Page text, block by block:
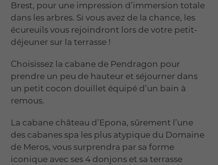
Brest, pour une impression d’immersion totale
dans les arbres. Si vous avez de la chance, les
écureuils vous rejoindront lors de votre petit-
déjeuner sur la terrasse !
Choisissez la cabane de Pendragon pour
prendre un peu de hauteur et séjourner dans
un petit cocon douillet équipé d’un bain à
remous.
La cabane château d’Epona, sûrement l’une
des cabanes spa les plus atypique du Domaine
de Meros, vous surprendra par sa forme
iconique avec ses 4 donjons et sa terrasse